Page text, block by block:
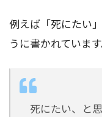
例えば「死にたい
うに書かれています
死にたい、と